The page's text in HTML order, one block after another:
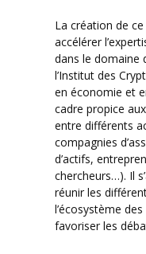
La création de
accélérer
dans le domaine
l’Institut des
en économie et
cadre propice
entre différents
compagnies
d’actifs,
chercheurs…). Il
réunir les
l’écosystème
favoriser les